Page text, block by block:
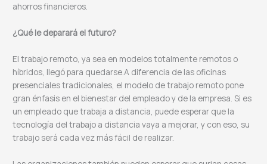
ahorros financieros.
¿Qué le deparará el futuro?
El trabajo remoto, ya sea en modelos totalmente remotos o
híbridos, llegó para quedarse.A diferencia de las oficinas
presenciales tradicionales, el modelo de trabajo remoto pone
gran énfasis en el bienestar del empleado y de la empresa. Si es
un empleado que trabaja a distancia, puede esperar que la
tecnología del trabajo a distancia vaya a mejorar, y con eso, su
trabajo será cada vez más fácil de realizar.